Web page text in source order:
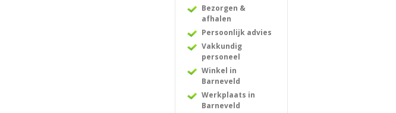
Bezorgen &
afhalen
Persoonlijk advies
Vakkundig
personeel
Winkel in
Barneveld
Werkplaats in
Barneveld